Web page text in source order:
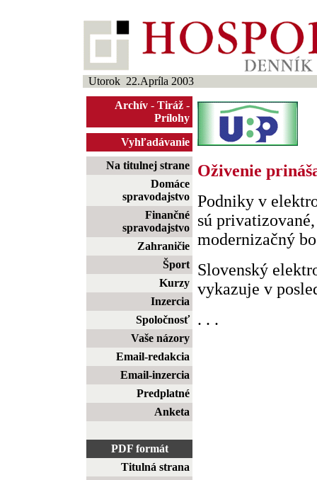
Utorok 22.Apríla 2003
Archív - Tiráž -
Prílohy
Vyhľadávanie
Na titulnej strane
Domáce
spravodajstvo
Finančné
spravodajstvo
Zahraničie
Šport
Kurzy
Inzercia
Spoločnosť
Vaše názory
Email-redakcia
Email-inzercia
Predplatné
Anketa
PDF formát
Titulná strana
Oživenie
Podniky v
sú
modernizačný
Slovenský
vykazuje v
. . .